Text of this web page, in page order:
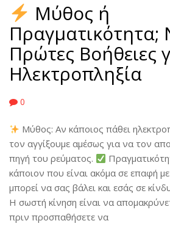
Μύθος ή
Πραγματικότητα;
Πρώτες Βοήθειες
Ηλεκτροπληξία
0
Μύθος: Αν κάποιος πάθει
τον αγγίξουμε αμέσως για να τον
πηγή του ρεύματος.
κάποιον που είναι ακόμα σε επαφή
μπορεί να σας βάλει και εσάς σε
Η σωστή κίνηση είναι να
πριν προσπαθήσετε να